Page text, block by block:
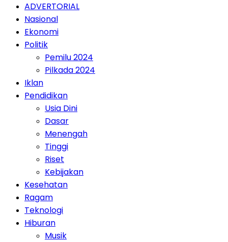
ADVERTORIAL
Nasional
Ekonomi
Politik
Pemilu 2024
Pilkada 2024
Iklan
Pendidikan
Usia Dini
Dasar
Menengah
Tinggi
Riset
Kebijakan
Kesehatan
Ragam
Teknologi
Hiburan
Musik